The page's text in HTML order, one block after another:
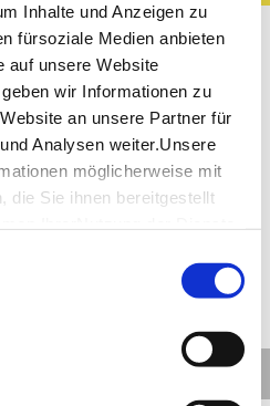
Inhalte und Anzeigen zu
fürsoziale Medien anbieten
auf unsere Website
wir Informationen zu
an unsere Partner für
Analysen weiter.Unsere
möglicherweise mit
die Sie ihnen bereitgestellt
Gastronomie Wein
Freizeit